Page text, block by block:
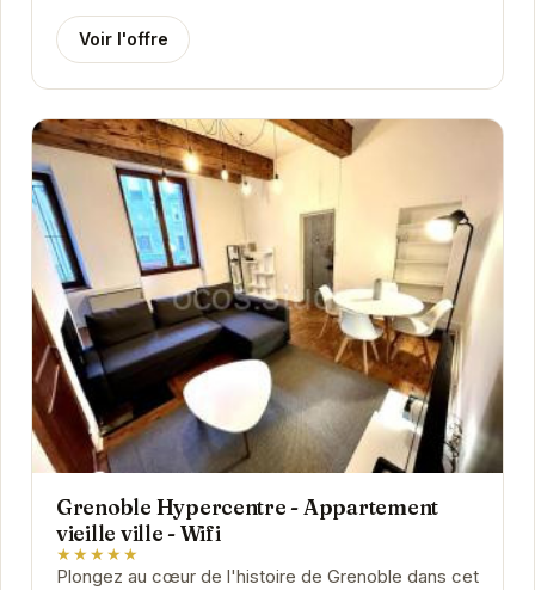
Voir l'offre
Grenoble Hypercentre - Appartement
vieille ville - Wifi
★★★★★
Plongez au cœur de l'histoire de Grenoble dans cet